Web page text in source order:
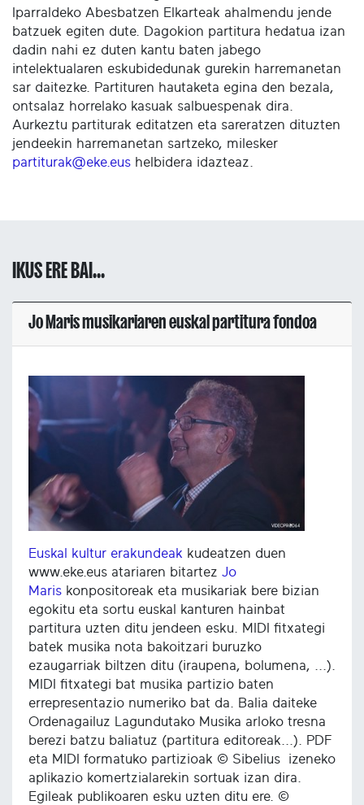
Iparraldeko Abesbatzen Elkarteak ahalmendu jende
batzuek egiten dute. Dagokion partitura hedatua izan
dadin nahi ez duten kantu baten jabego
intelektualaren eskubidedunak gurekin harremanetan
sar daitezke. Partituren hautaketa egina den bezala,
ontsalaz horrelako kasuak salbuespenak dira.
Aurkeztu partiturak editatzen eta sareratzen dituzten
jendeekin harremanetan sartzeko, milesker
partiturak@eke.eus helbidera idazteaz.
IKUS ERE BAI...
Jo Maris musikariaren euskal partitura fondoa
Euskal kultur erakundeak kudeatzen duen
www.eke.eus atariaren bitartez Jo
Maris konpositoreak eta musikariak bere bizian
egokitu eta sortu euskal kanturen hainbat
partitura uzten ditu jendeen esku. MIDI fitxategi
batek musika nota bakoitzari buruzko
ezaugarriak biltzen ditu (iraupena, bolumena, ...).
MIDI fitxategi bat musika partizio baten
errepresentazio numeriko bat da. Balia daiteke
Ordenagailuz Lagundutako Musika arloko tresna
berezi batzu baliatuz (partitura editoreak...). PDF
eta MIDI formatuko partizioak © Sibelius izeneko
aplikazio komertzialarekin sortuak izan dira.
Egileak publikoaren esku uzten ditu ere. ©